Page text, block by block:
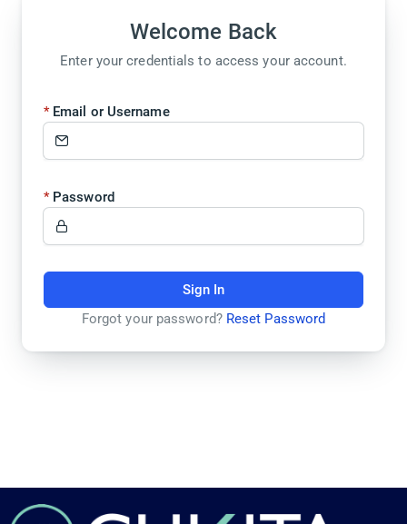
Welcome Back
Enter your credentials to access your account.
Email or Username
Password
Sign In
Forgot your password? Reset Password